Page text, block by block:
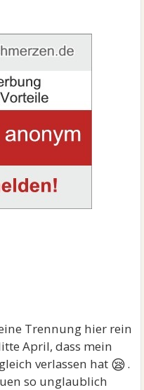
Trennung hier rein
April, dass mein
verlassen hat 😪.
so unglaublich